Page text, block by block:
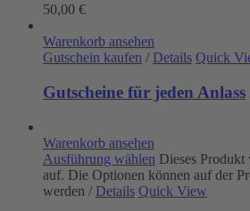
50,00 €
Warenkorb ansehen
Gutschein kaufen / Details Quick
Gutscheine für jeden Anlass
Warenkorb ansehen
Ausführung wählen Dieses Produkt
auf. Die Optionen können auf der
werden / Details Quick View